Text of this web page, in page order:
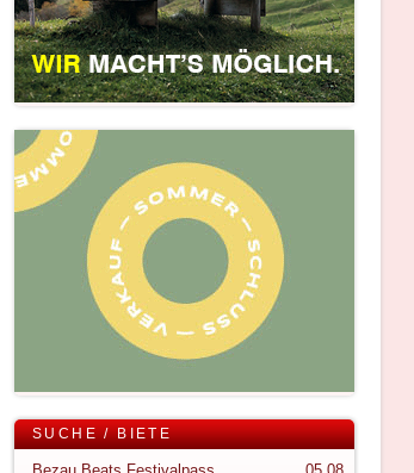
SUCHE / BIETE